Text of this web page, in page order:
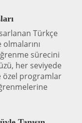
Türkçe
sürecini
her seviyede
özel programlar